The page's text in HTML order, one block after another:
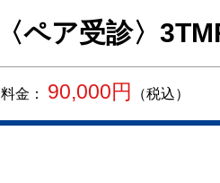
〈ペア受診〉
料金： 90,000円 （税込）